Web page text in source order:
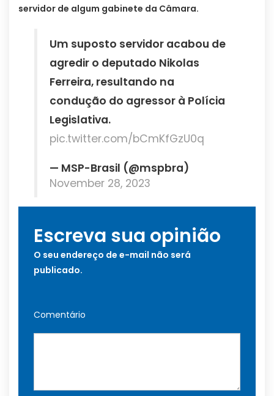
servidor de algum gabinete da Câmara.
Um suposto servidor acabou de
agredir o deputado Nikolas
Ferreira, resultando na
condução do agressor à Polícia
Legislativa.
pic.twitter.com/bCmKfGzU0q
— MSP-Brasil (@mspbra)
November 28, 2023
Escreva sua opinião
O seu endereço de e-mail não será
publicado.
Comentário